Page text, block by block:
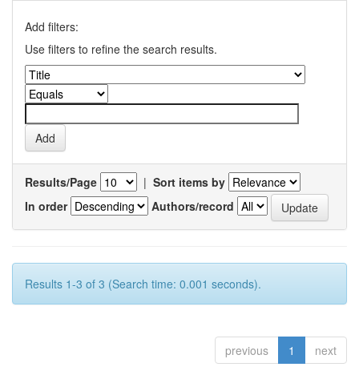
Add filters:
Use filters to refine the search results.
Results/Page | Sort items by
In order
Authors/record
Results 1-3 of 3 (Search time: 0.001 seconds).
previous 1 next